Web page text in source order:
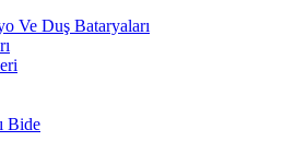
Ve Duş Bataryaları
Bide